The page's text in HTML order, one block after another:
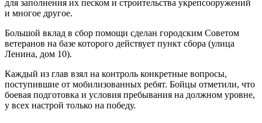
для заполнения их песком и строительства укрепсооружений
и многое другое.
Большой вклад в сбор помощи сделан городским Советом
ветеранов на базе которого действует пункт сбора (улица
Ленина, дом 10).
Каждый из глав взял на контроль конкретные вопросы,
поступившие от мобилизованных ребят. Бойцы отметили, что
боевая подготовка и условия пребывания на должном уровне,
у всех настрой только на победу.